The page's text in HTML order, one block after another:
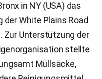
in NY (USA) das
White Plains Road
Zur Unterstützung der
stellte
Müllsäcke,